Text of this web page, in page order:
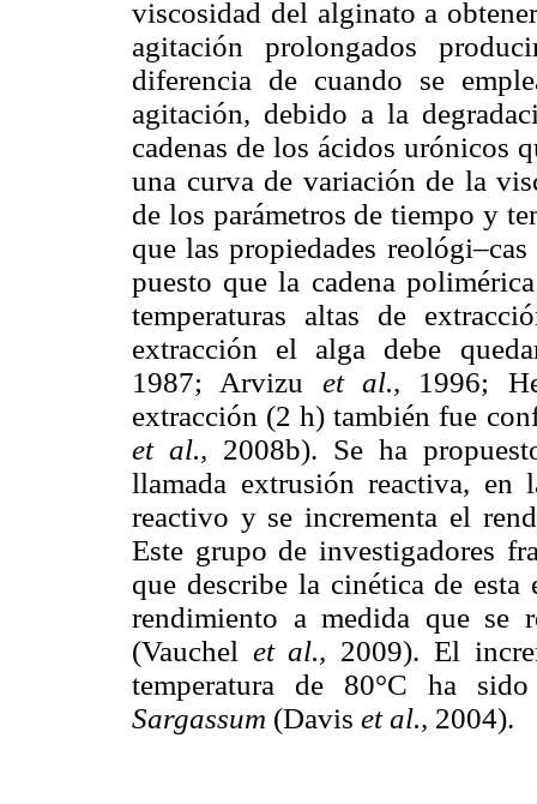
viscosidad del alginato a
agitación prolongados
diferencia de cuando se
agitación, debido a la
cadenas de los ácidos urónicos
una curva de variación de la
de los parámetros de tiempo y
que las propiedades
puesto que la cadena
temperaturas altas de
extracción el alga debe
1987; Arvizu et al., 1996;
extracción (2 h) también fue
et al., 2008b). Se ha
llamada extrusión reactiva,
reactivo y se incrementa el
Este grupo de investigadores
que describe la cinética de
rendimiento a medida que se
(Vauchel et al., 2009). El
temperatura de 80°C ha
Sargassum (Davis et al., 2004).